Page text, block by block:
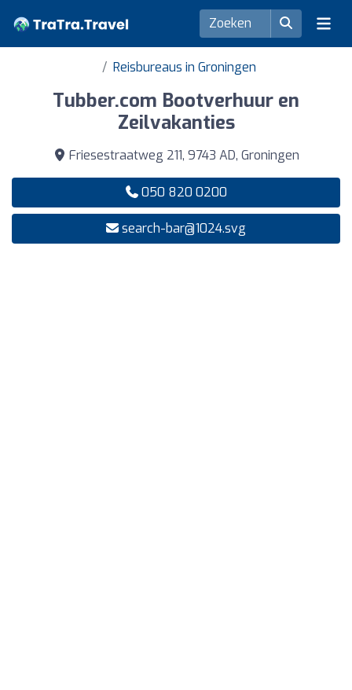
Reisbureaus in Groningen
Tubber.com Bootverhuur en
Zeilvakanties
Friesestraatweg 211, 9743 AD, Groningen
050 820 0200
search-bar@1024.svg